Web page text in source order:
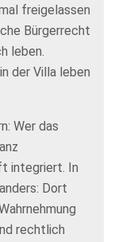
freigelassen
Bürgerrecht
leben.
der Villa leben
Wer das
integriert. In
Dort
rechtlich